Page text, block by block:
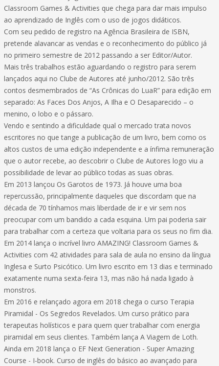
Classroom Games & Activities que chega para dar mais impulso
ao aprendizado de Inglês com o uso de jogos didáticos.
Com seu pedido de registro na Agência Brasileira de ISBN,
pretende alavancar as vendas e o reconhecimento do público já
no primeiro semestre de 2012 passando a ser Editor/Autor.
Mais três trabalhos estão aguardando o registro para serem
lançados aqui no Clube de Autores até junho/2012. São três
contos desmembrados de “As Crônicas do LuaR” para edição em
separado: As Faces Dos Anjos, A Ilha e O Desaparecido – o
menino, o lobo e o pássaro.
Vendo e sentindo a dificuldade qual o mercado trata novos
escritores no que tange a publicação de um livro, bem como os
altos custos de uma edição independente e a ínfima remuneração
que o autor recebe, ao descobrir o Clube de Autores logo viu a
possibilidade de levar ao público todas as suas obras.
Em 2013 lançou Os Garotos de 1973. Já houve uma boa
repercussão, principalmente daqueles que discordam que na
década de 70 tínhamos mais liberdade de ir e vir sem nos
preocupar com um bandido a cada esquina. Um pai poderia sair
para trabalhar com a certeza que voltaria para os seus no fim dia.
Em 2014 lança o incrível livro AMAZING! Classroom Games &
Activities com 42 atividades para sala de aula no ensino da língua
Inglesa e Surto Psicótico. Um livro escrito em 13 dias e terminado
exatamente numa sexta-feira 13, mas não há nada ligado à
monstros.
Em 2016 e relançado agora em 2018 chega o curso Terapia
Piramidal - Os Segredos Revelados. Um curso prático para
terapeutas holísticos e para quem quer trabalhar com energia
piramidal em seus clientes. Também lança A Viagem de Loth.
Ainda em 2018 lança o EF Next Generation - Super Amazing
Course - I-book. Curso de inglês do básico ao avançado para